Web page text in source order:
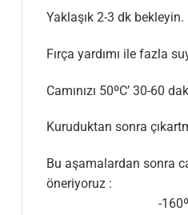
Yaklaşık 2-3 dk
Fırça yardımı ile fazla
Camınızı 50ºC’ 30-60
Kuruduktan sonra
Bu aşamalardan sonra
öneriyoruz :
-160ºC’ta 30